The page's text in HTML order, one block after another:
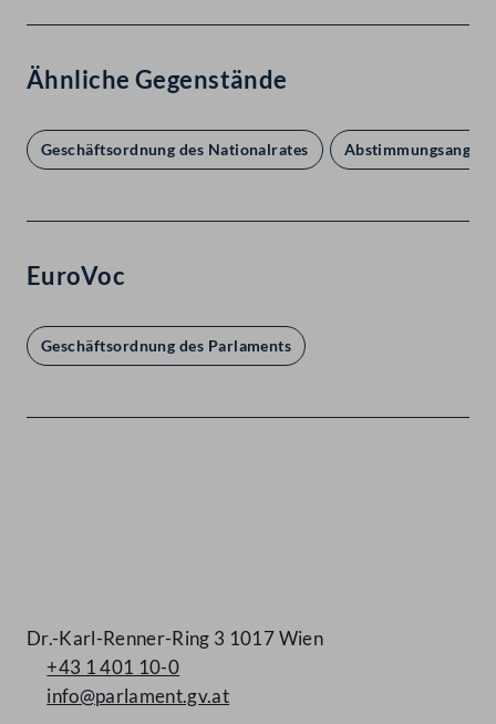
Ähnliche Gegenstände
Geschäftsordnung des Nationalrates
EuroVoc
Geschäftsordnung des Parlaments
Dr.-Karl-Renner-Ring 3 1017 Wien
+43 1 401 10-0
info@parlament.gv.at